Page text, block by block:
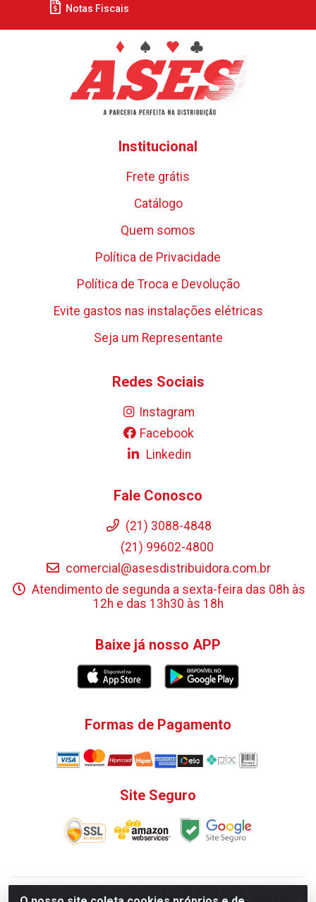
Notas Fiscais
Institucional
Frete grátis
Catálogo
Quem somos
Política de Privacidade
Política de Troca e Devolução
Evite gastos nas instalações elétricas
Seja um Representante
Redes Sociais
Instagram
Facebook
Linkedin
Fale Conosco
(21) 3088-4848
(21) 99602-4800
comercial@asesdistribuidora.com.br
Atendimento de segunda a sexta-feira das 08h às
12h e das 13h30 às 18h
Baixe já nosso APP
Formas de Pagamento
Site Seguro
V. C. Ferragens LTDA - Rua do Matoso, 132 - Praça da